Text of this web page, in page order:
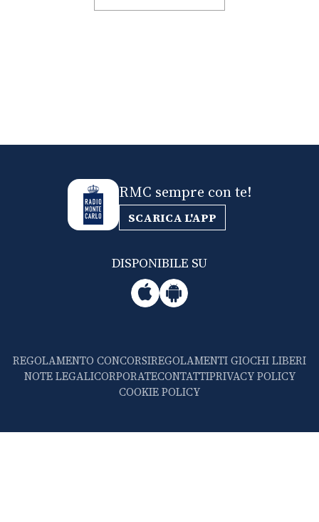
RMC sempre con te!
SCARICA L'APP
DISPONIBILE SU
REGOLAMENTO CONCORSIREGOLAMENTI GIOCHI LIBERI
NOTE LEGALICORPORATECONTATTIPRIVACY POLICY
COOKIE POLICY